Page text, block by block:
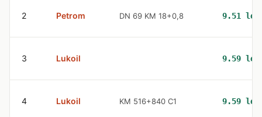
2 Petrom DN 69 KM 18+0,8 9.51 lei
3 Lukoil 9.59 lei
4 Lukoil KM 516+840 C1 9.59 lei